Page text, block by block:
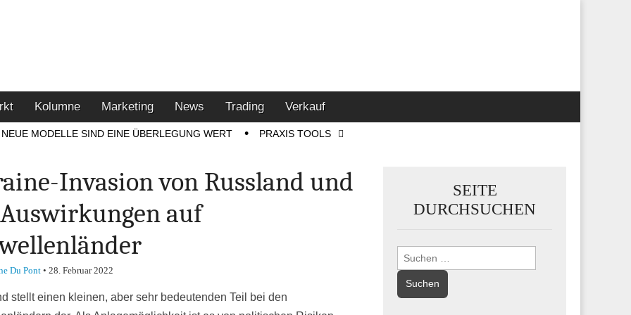
Kolumne Marketing News Trading Verkauf
NEUE MODELLE SIND EINE ÜBERLEGUNG WERT PRAXIS TOOLS
Invasion von Russland und
auf
Du Pont• 28. Februar 2022
stellt einen kleinen, aber sehr bedeutenden Teil bei den
SEITE
DURCHSUCHEN
Suchen
nach: